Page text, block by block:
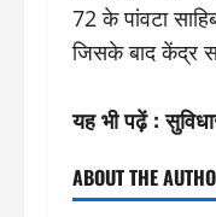
72 के पांवटा
जिसके बाद केंद्र
यह भी पढ़ें :
ABOUT THE